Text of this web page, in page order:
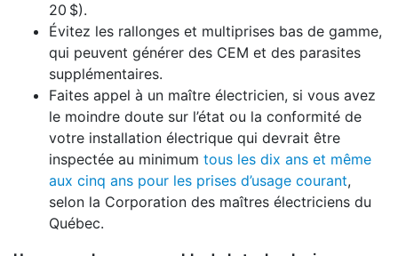
20 $).
Évitez les rallonges et multiprises bas de gamme,
qui peuvent générer des CEM et des parasites
supplémentaires.
Faites appel à un maître électricien, si vous avez
le moindre doute sur l’état ou la conformité de
votre installation électrique qui devrait être
inspectée au minimum tous les dix ans et même
aux cinq ans pour les prises d’usage courant,
selon la Corporation des maîtres électriciens du
Québec.